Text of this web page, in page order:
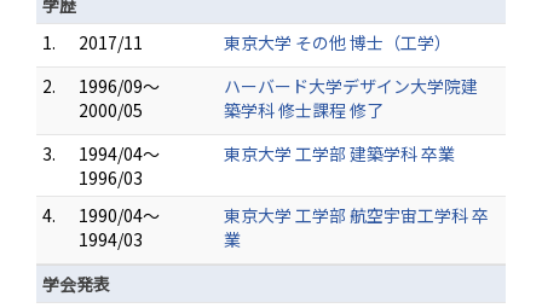
学歴
1.
2017/11
東京大学 その他 博士（工学）
2.
1996/09～
2000/05
ハーバード大学デザイン大学院建
築学科 修士課程 修了
3.
1994/04～
1996/03
東京大学 工学部 建築学科 卒業
4.
1990/04～
1994/03
東京大学 工学部 航空宇宙工学科 卒
業
学会発表